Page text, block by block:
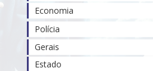
Economia
Polícia
Gerais
Estado